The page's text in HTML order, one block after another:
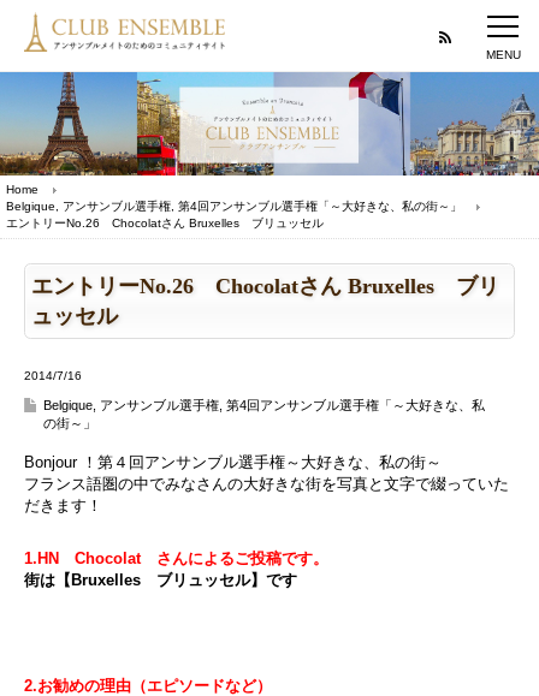
Home
Belgique
アンサンブル選手権 第4回アンサンブル選手権「～大好きな、私の街～」
エントリーNo.26 Chocolatさん Bruxelles ブリュッセル
エントリーNo.26 Chocolatさん Bruxelles ブリ
ュッセル
2014/7/16
Belgique アンサンブル選手権 第4回アンサンブル選手権「～大好きな、私
の街～」
Bonjour ！第４回アンサンブル選手権～大好きな、私の街～
フランス語圏の中でみなさんの大好きな街を写真と文字で綴っていた
だきます！
1.HN Chocolat さんによるご投稿です。
街は【Bruxelles ブリュッセル】です
2.お勧めの理由（エピソードなど）